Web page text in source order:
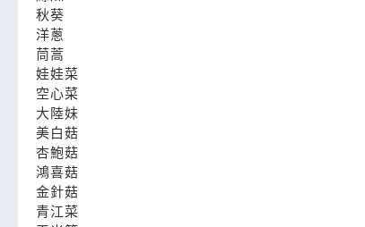
秋葵
洋蔥
茼蒿
娃娃菜
空心菜
大陸妹
美白菇
杏鮑菇
鴻喜菇
金針菇
青江菜